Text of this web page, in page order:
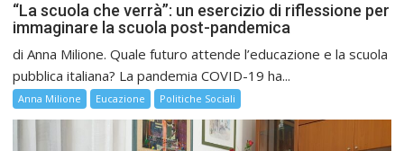
“La scuola che verrà”: un esercizio di riflessione per
immaginare la scuola post-pandemica
di Anna Milione. Quale futuro attende l’educazione e la scuola
pubblica italiana? La pandemia COVID-19 ha...
Anna Milione Eucazione Politiche Sociali